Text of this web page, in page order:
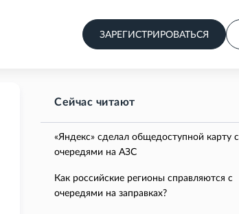
ЗАРЕГИСТРИРОВАТЬСЯ
Сейчас читают
«Яндекс» сделал общедоступной карту с
очередями на АЗС
Как российские регионы справляются с
очередями на заправках?